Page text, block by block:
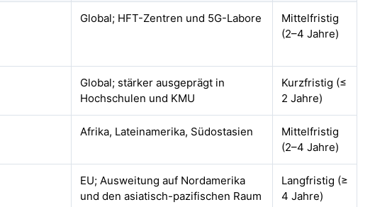
Global; HFT-Zentren und 5G-Labore
Mittelfristig
(2–4 Jahre)
Global; stärker ausgeprägt in
Hochschulen und KMU
Kurzfristig (≤
2 Jahre)
Afrika, Lateinamerika, Südostasien
Mittelfristig
(2–4 Jahre)
EU; Ausweitung auf Nordamerika
und den asiatisch-pazifischen Raum
Langfristig (≥
4 Jahre)